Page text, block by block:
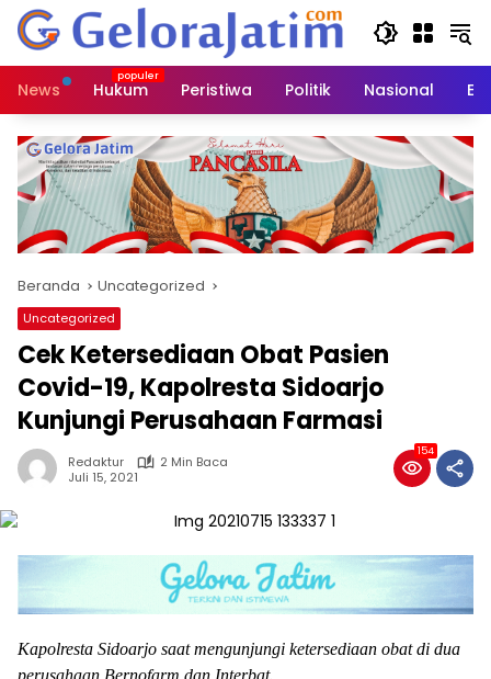
Langsung
konten
News
Hukum Peristiwa Politik Nasional
Beranda Uncategorized
Uncategorized
Cek Ketersediaan Obat Pasien
Covid-19, Kapolresta Sidoarjo
Kunjungi Perusahaan Farmasi
Redaktur
2 Min Baca
Juli 15, 2021
154
Kapolresta Sidoarjo saat mengunjungi ketersediaan obat di dua
perusahaan Bernofarm dan Interbat